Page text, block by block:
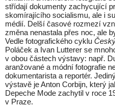
střídají dokumenty zachycující
skomírajícího socialismu, ale i
médií. Delší časové rozmezí
změna nenastala přes noc, ale
Vedle fotografického cyklu
Poláček a Ivan Lutterer se
v obou částech výstavy: např.
aranžované a módní fotografie
dokumentarista a reportér.
výstavě je Anton Corbijn, který
Depeche Mode zachytil v roce
v Praze.